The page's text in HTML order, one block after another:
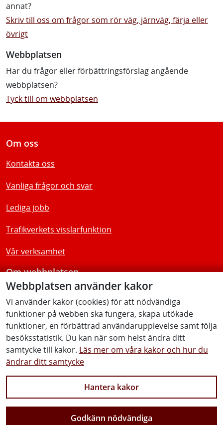
Webbplatsen använder kakor
Vi använder kakor (cookies) för att nödvändiga
funktioner på webben ska fungera, skapa utökade
funktioner, en förbättrad användarupplevelse samt följa
besöksstatistik. Du kan när som helst ändra ditt
samtycke till kakor. Läs mer om våra kakor och hur du
ändrar ditt samtycke
Hantera kakor
Godkänn nödvändiga
annat?
Skriv till oss om frågor som rör väg, järnväg, färja eller
övrigt
Webbplatsen
Har du frågor eller förbättringsförslag angående
webbplatsen?
Tyck till om webbplatsen
Om oss
Kontakta oss
Vanliga frågor och svar
Lediga jobb
Trafikverkets visslarfunktion
Vår verksamhet
Om webbplatsen
Tillgänglighetsredogörelse
Följ oss
Facebook Youtube